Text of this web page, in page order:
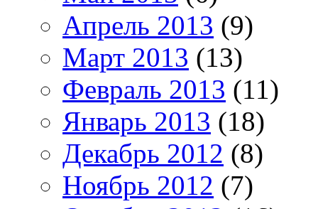
Апрель 2013 (9)
Март 2013 (13)
Февраль 2013 (11)
Январь 2013 (18)
Декабрь 2012 (8)
Ноябрь 2012 (7)